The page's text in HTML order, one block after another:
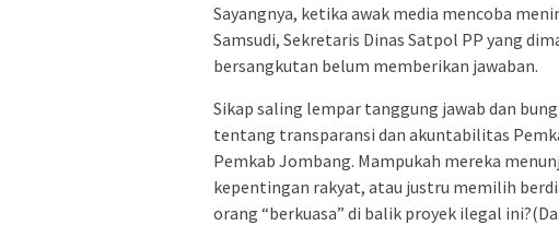
​Sayangnya, ketika awak media mencoba
Samsudi, Sekretaris Dinas Satpol PP yang
bersangkutan belum memberikan jawaban.
​Sikap saling lempar tanggung jawab dan
tentang transparansi dan akuntabilitas
Pemkab Jombang. Mampukah mereka
kepentingan rakyat, atau justru memilih
orang “berkuasa” di balik proyek ilegal